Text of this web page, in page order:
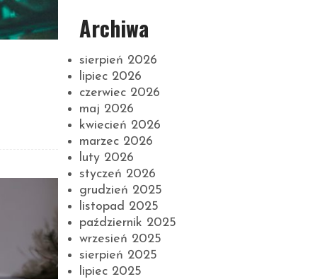
Archiwa
sierpień 2026
lipiec 2026
czerwiec 2026
maj 2026
kwiecień 2026
marzec 2026
luty 2026
styczeń 2026
grudzień 2025
listopad 2025
październik 2025
wrzesień 2025
sierpień 2025
lipiec 2025